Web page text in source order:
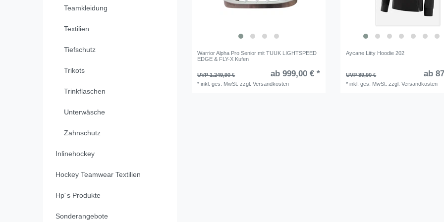
Teamkleidung
Textilien
Tiefschutz
Trikots
Trinkflaschen
Unterwäsche
Zahnschutz
Inlinehockey
Hockey Teamwear Textilien
Hp´s Produkte
Sonderangebote
Warrior Alpha Pro Senior mit TUUK LIGHTSPEED
EDGE & FLY-X Kufen
UVP 1.249,90 € ab 999,00 € *
*inkl. ges. MwSt. zzgl.Versandkosten
Aycane Litty Hoodie 202
UVP 89,90 € ab
*inkl. ges. MwSt. zzgl.Versandkosten